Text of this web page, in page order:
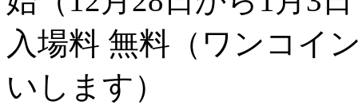
入場料 無料（ワンコイ
いします）